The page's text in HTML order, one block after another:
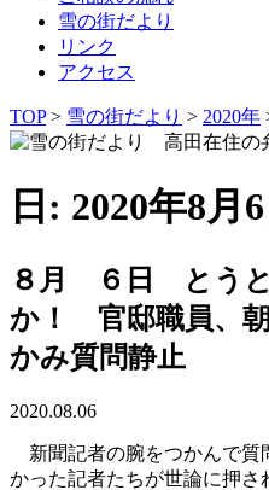
雪の街だより
リンク
アクセス
TOP> 雪の街だより > 2020年
日: 2020年8月
８月 ６日 とうと
か！ 官邸職員、
かみ質問静止
2020.08.06
新聞記者の腕をつかんで
かった記者たちが世論に押